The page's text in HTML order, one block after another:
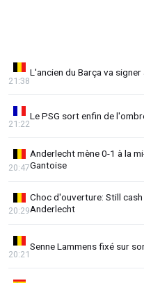
L'ancien du Barça va
21:38
Le PSG sort enfin de
21:22
Anderlecht mène 0-1 à la
Gantoise
20:47
Choc d'ouverture: Still
Anderlecht
20:29
Senne Lammens fixé sur
20:21